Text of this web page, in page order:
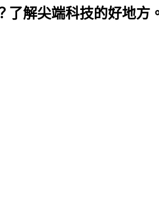
解尖端科技的好地方